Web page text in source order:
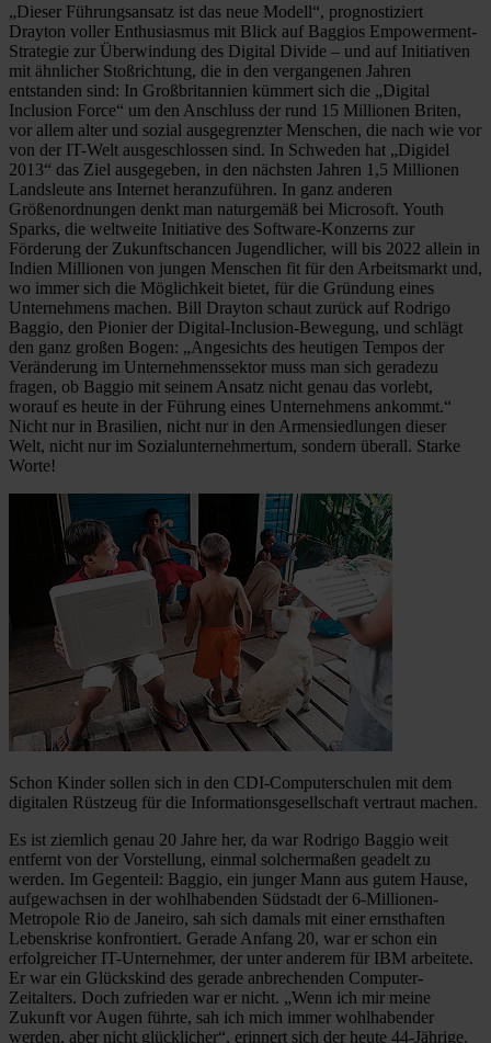
„Dieser Führungsansatz ist das neue Modell“, prognostiziert
Drayton voller Enthusiasmus mit Blick auf Baggios Empowerment-
Strategie zur Überwindung des Digital Divide – und auf Initiativen
mit ähnlicher Stoßrichtung, die in den vergangenen Jahren
entstanden sind: In Großbritannien kümmert sich die „Digital
Inclusion Force“ um den Anschluss der rund 15 Millionen Briten,
vor allem alter und sozial ausgegrenzter Menschen, die nach wie vor
von der IT-Welt ausgeschlossen sind. In Schweden hat „Digidel
2013“ das Ziel ausgegeben, in den nächsten Jahren 1,5 Millionen
Landsleute ans Internet heranzuführen. In ganz anderen
Größenordnungen denkt man naturgemäß bei Microsoft. Youth
Sparks, die weltweite Initiative des Software-Konzerns zur
Förderung der Zukunftschancen Jugendlicher, will bis 2022 allein in
Indien Millionen von jungen Menschen fit für den Arbeitsmarkt und,
wo immer sich die Möglichkeit bietet, für die Gründung eines
Unternehmens machen. Bill Drayton schaut zurück auf Rodrigo
Baggio, den Pionier der Digital-Inclusion-Bewegung, und schlägt
den ganz großen Bogen: „Angesichts des heutigen Tempos der
Veränderung im Unternehmenssektor muss man sich geradezu
fragen, ob Baggio mit seinem Ansatz nicht genau das vorlebt,
worauf es heute in der Führung eines Unternehmens ankommt.“
Nicht nur in Brasilien, nicht nur in den Armensiedlungen dieser
Welt, nicht nur im Sozialunternehmertum, sondern überall. Starke
Worte!
Schon Kinder sollen sich in den CDI-Computerschulen mit dem
digitalen Rüstzeug für die Informationsgesellschaft vertraut machen.
Es ist ziemlich genau 20 Jahre her, da war Rodrigo Baggio weit
entfernt von der Vorstellung, einmal solchermaßen geadelt zu
werden. Im Gegenteil: Baggio, ein junger Mann aus gutem Hause,
aufgewachsen in der wohlhabenden Südstadt der 6-Millionen-
Metropole Rio de Janeiro, sah sich damals mit einer ernsthaften
Lebenskrise konfrontiert. Gerade Anfang 20, war er schon ein
erfolgreicher IT-Unternehmer, der unter anderem für IBM arbeitete.
Er war ein Glückskind des gerade anbrechenden Computer-
Zeitalters. Doch zufrieden war er nicht. „Wenn ich mir meine
Zukunft vor Augen führte, sah ich mich immer wohlhabender
werden, aber nicht glücklicher“, erinnert sich der heute 44-Jährige.